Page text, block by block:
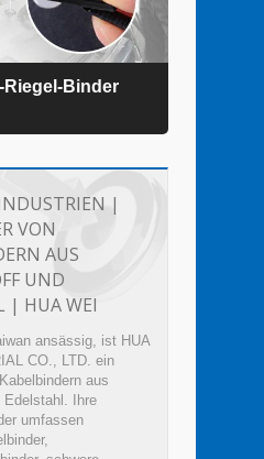
Riegel-Binder
|
VON
AUS
UND
| HUA WEI
ansässig, ist HUA
CO., LTD. ein
aus
Edelstahl. Ihre
umfassen